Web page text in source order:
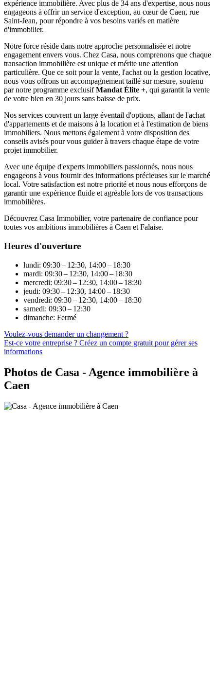
expérience immobilière. Avec plus de 34 ans d'expertise, nous nous
engageons à offrir un service d'exception, au cœur de Caen, rue
Saint-Jean, pour répondre à vos besoins variés en matière
d'immobilier.
Notre force réside dans notre approche personnalisée et notre
engagement envers vous. Chez Casa, nous comprenons que chaque
transaction immobilière est unique et mérite une attention
particulière. Que ce soit pour la vente, l'achat ou la gestion locative,
nous vous offrons un accompagnement taillé sur mesure, soutenu
par notre programme exclusifMandat Élite +, qui garantit la vente
de votre bien en 30 jours sans baisse de prix.
Nos services couvrent un large éventail d'options, allant de l'achat
d'appartements et de maisons à la location et à l'estimation de biens
immobiliers. Nous mettons également à votre disposition des
conseils avisés pour vous guider à travers chaque étape de votre
projet immobilier.
Avec une équipe d'experts immobiliers passionnés, nous nous
engageons à vous fournir des informations précieuses sur le marché
local. Votre satisfaction est notre priorité et nous nous efforçons de
garantir une expérience fluide et agréable lors de vos transactions
immobilières.
Découvrez Casa Immobilier, votre partenaire de confiance pour
toutes vos ambitions immobilières à Caen et Falaise.
Heures d'ouverture
lundi: 09:30 – 12:30, 14:00 – 18:30
mardi: 09:30 – 12:30, 14:00 – 18:30
mercredi: 09:30 – 12:30, 14:00 – 18:30
jeudi: 09:30 – 12:30, 14:00 – 18:30
vendredi: 09:30 – 12:30, 14:00 – 18:30
samedi: 09:30 – 12:30
dimanche: Fermé
Voulez-vous demander un changement ?
Est-ce votre entreprise ? Créez un compte gratuit pour gérer ses
informations
Photos de Casa - Agence immobilière à
Caen